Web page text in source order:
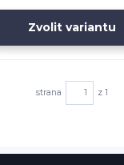
Zvolit variantu
strana z 1